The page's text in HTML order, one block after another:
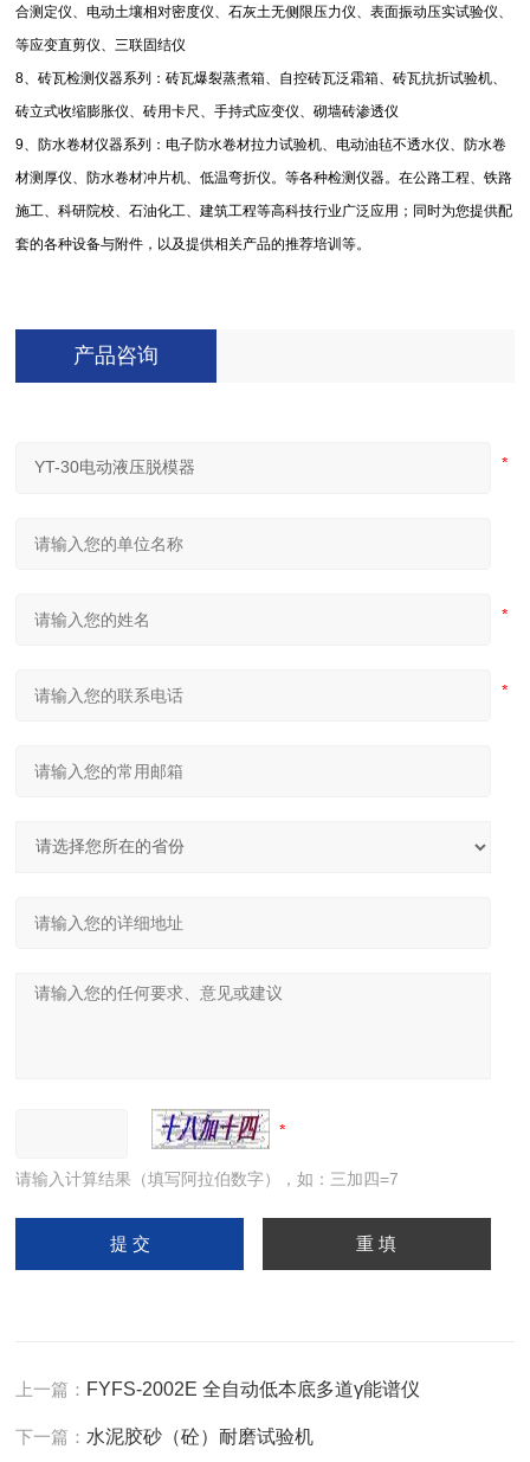
合测定仪、电动土壤相对密度仪、石灰土无侧限压力仪、表面振动压实试验仪、
等应变直剪仪、三联固结仪
8、砖瓦检测仪器系列：砖瓦爆裂蒸煮箱、自控砖瓦泛霜箱、砖瓦抗折试验机、
砖立式收缩膨胀仪、砖用卡尺、手持式应变仪、砌墙砖渗透仪
9、防水卷材仪器系列：电子防水卷材拉力试验机、电动油毡不透水仪、防水卷
材测厚仪、防水卷材冲片机、低温弯折仪。等各种检测仪器。在公路工程、铁路
施工、科研院校、石油化工、建筑工程等高科技行业广泛应用；同时为您提供配
套的各种设备与附件，以及提供相关产品的推荐培训等。
产品咨询
请输入计算结果（填写阿拉伯数字），如：三加四=7
上一篇： FYFS-2002E 全自动低本底多道γ能谱仪
下一篇： 水泥胶砂（砼）耐磨试验机